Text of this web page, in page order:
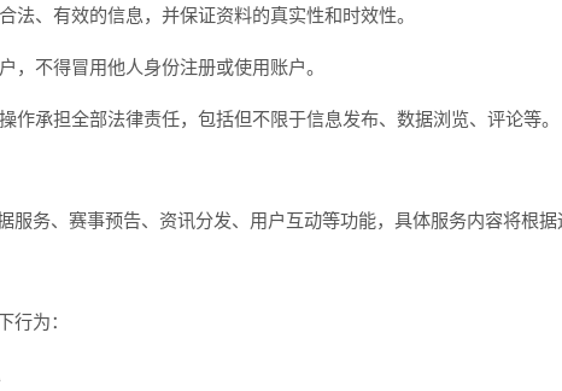
法、有效的信息，并保证资料的真实性和时效性。
，不得冒用他人身份注册或使用账户。
作承担全部法律责任，包括但不限于信息发布、数据浏览、评论等。
服务、赛事预告、资讯分发、用户互动等功能，具体服务内容将根据
为：